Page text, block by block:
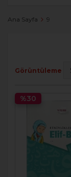
Ana Sayfa 9
Görüntüleme
%30